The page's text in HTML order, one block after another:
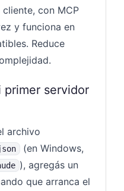
con MCP
y funciona en
Reduce
primer servidor
archivo
(en Windows,
), agregás un
que arranca el